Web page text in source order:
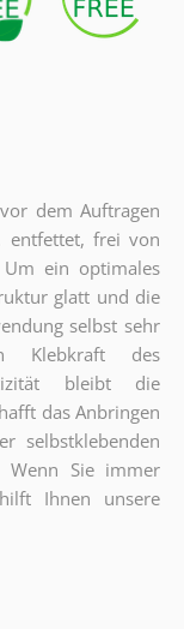
dem Auftragen
entfettet, frei von
Um ein optimales
glatt und die
selbst sehr
Klebkraft des
bleibt die
das Anbringen
selbstklebenden
Wenn Sie immer
Ihnen unsere